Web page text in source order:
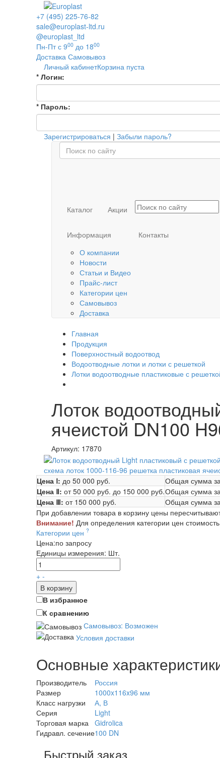
+7 (495) 225-76-82
sale@europlast-ltd.ru
@europlast_ltd
Пн-Пт с 900 до 1800
Доставка Самовывоз
Личный кабинетКорзина пуста
* Логин:
* Пароль:
Зарегистрироваться | Забыли пароль?
Каталог Акции
Информация
О компании
Новости
Статьи и Видео
Прайс-лист
Категории цен
Самовывоз
Доставка
Контакты
Главная
Продукция
Поверхностный водоотвод
Водоотводные лотки и лотки с решеткой
Лотки водоотводные пластиковые с
Лоток
ячеистой DN100
Артикул: 17870
схема лоток 1000-116-96 решетка пластиковая
Цена Ⅰ: до 50 000 руб. Общая сумма
Цена Ⅱ: от 50 000 руб. до 150 000 руб.Общая сумма
Цена Ⅲ: от 150 000 руб. Общая сумма
При добавлении товара в корзину цены
Внимание! Для определения категории цен
Категории цен ?
Цена:по запросу
Единицы измерения: Шт.
+ -
В корзину
В избранное
К сравнению
Самовывоз: Возможен
Условия доставки
Основные
Производитель
Россия
Размер
1000x116x96 мм
Класс нагрузки
А, В
Серия
Light
Торговая марка
Gidrolica
Гидравл. сечение100 DN
Быстрый заказ